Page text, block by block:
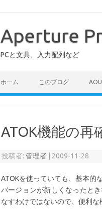
Aperture
PCと文具、入力配列など
ホーム このブログ
ATOK機能の再
投稿者:管理者 2009-11-28
ATOKを使っていても、基本的
バージョンが新しくなったと
なすわけではないので、便利な